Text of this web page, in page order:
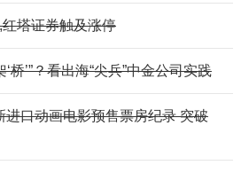
塔证券触及涨停
‘桥’”？看出海“尖兵”中金公司实践
进口动画电影预售票房纪录 突破